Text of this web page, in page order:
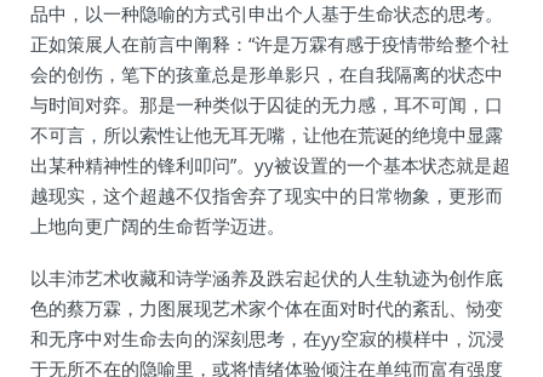
品中，以一种隐喻的方式引申出个人基于生命状态的思考。
正如策展人在前言中阐释：“许是万霖有感于疫情带给整个社
会的创伤，笔下的孩童总是形单影只，在自我隔离的状态中
与时间对弈。那是一种类似于囚徒的无力感，耳不可闻，口
不可言，所以索性让他无耳无嘴，让他在荒诞的绝境中显露
出某种精神性的锋利叩问”。yy被设置的一个基本状态就是超
越现实，这个超越不仅指舍弃了现实中的日常物象，更形而
上地向更广阔的生命哲学迈进。
以丰沛艺术收藏和诗学涵养及跌宕起伏的人生轨迹为创作底
色的蔡万霖，力图展现艺术家个体在面对时代的紊乱、恸变
和无序中对生命去向的深刻思考，在yy空寂的模样中，沉浸
于无所不在的隐喻里，或将情绪体验倾注在单纯而富有强度